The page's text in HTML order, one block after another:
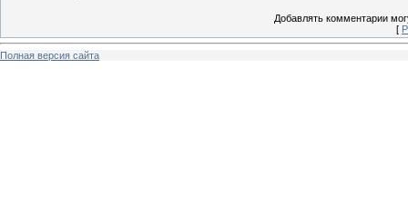
Добавлять комментарии
[
Полная версия сайта